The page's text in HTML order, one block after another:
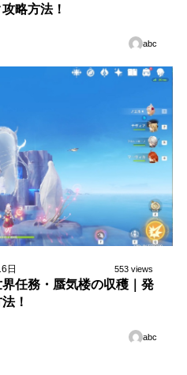
略方法！
abc
日 553 views
任務・蜃気楼の収穫｜発
！
abc